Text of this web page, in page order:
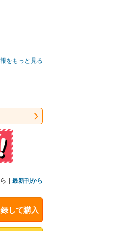
をもっと見る
｜ 最新刊から
して購入